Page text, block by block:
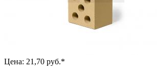
Цена: 21,70 руб.*